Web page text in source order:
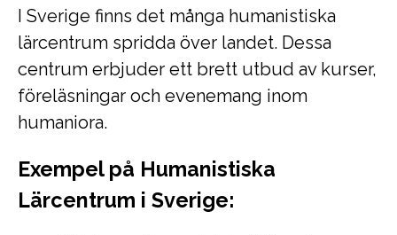
I Sverige finns det många humanistiska
lärcentrum spridda över landet. Dessa
centrum erbjuder ett brett utbud av kurser,
föreläsningar och evenemang inom
humaniora.
Exempel på Humanistiska
Lärcentrum i Sverige: